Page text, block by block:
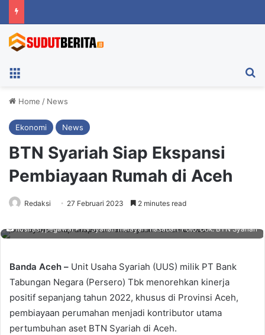
Home / News
Ekonomi News
BTN Syariah Siap Ekspansi
Pembiayaan Rumah di Aceh
Redaksi 27 Februari 2023 2 minutes read
Ilustrasi, pegawai PTN Syariah melayani nasabah. Foto: Dok. BTN Syariah
Banda Aceh – Unit Usaha Syariah (UUS) milik PT Bank
Tabungan Negara (Persero) Tbk menorehkan kinerja
positif sepanjang tahun 2022, khusus di Provinsi Aceh,
pembiayaan perumahan menjadi kontributor utama
pertumbuhan aset BTN Syariah di Aceh.